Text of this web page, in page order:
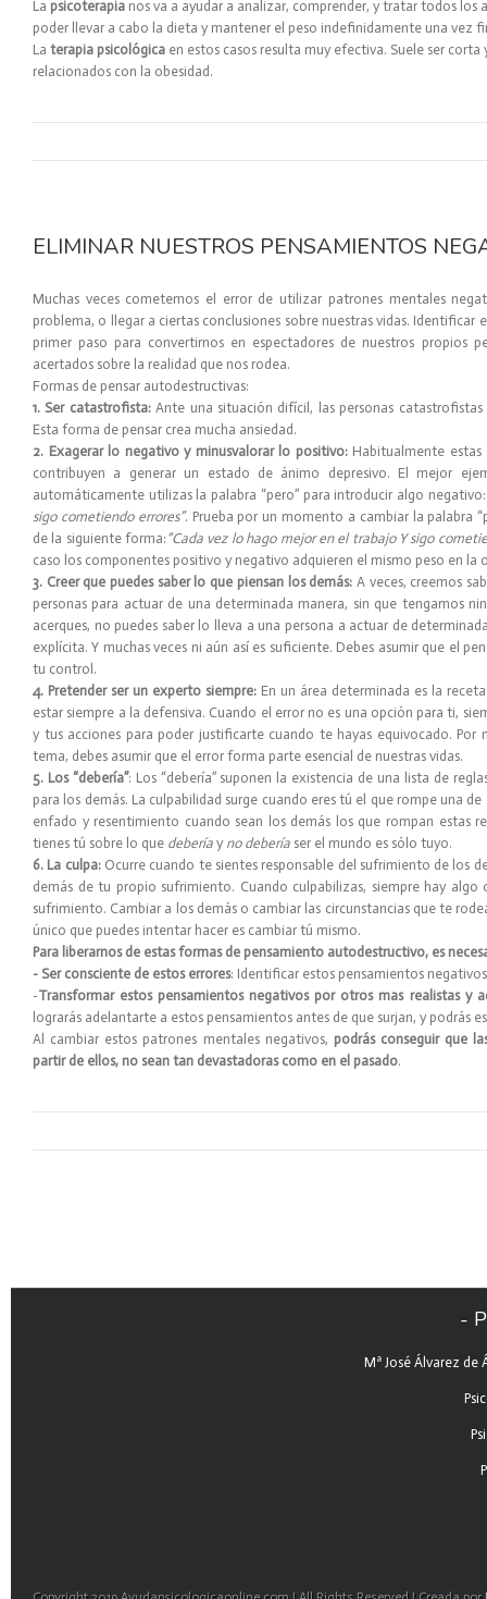
La psicoterapia nos va a ayudar a analizar, comprender, y tratar todos los
poder llevar a cabo la dieta y mantener el peso indefinidamente una vez
La terapia psicológica en estos casos resulta muy efectiva. Suele ser
relacionados con la obesidad.
ELIMINAR NUESTROS PENSAMIENTOS
Muchas veces cometemos el error de utilizar patrones mentales
problema, o llegar a ciertas conclusiones sobre nuestras vidas. Identificar
primer paso para convertirnos en espectadores de nuestros propios
acertados sobre la realidad que nos rodea.
Formas de pensar autodestructivas:
1. Ser catastrofista:Ante una situación difícil, las personas
Esta forma de pensar crea mucha ansiedad.
2. Exagerar lo negativo y minusvalorar lo positivo:Habitualmente estas
contribuyen a generar un estado de ánimo depresivo. El mejor
automáticamente utilizas la palabra “pero” para introducir algo
sigo cometiendo errores”. Prueba por un momento a cambiar la palabra
de la siguiente forma: “Cada vez lo hago mejor en el trabajo Y sigo
caso los componentes positivo y negativo adquieren el mismo peso en la
3. Creer que puedes saber lo que piensan los demás: A veces, creemos
personas para actuar de una determinada manera, sin que tengamos
acerques, no puedes saber lo lleva a una persona a actuar de
explícita. Y muchas veces ni aún así es suficiente. Debes asumir que el
tu control.
4. Pretender ser un experto siempre: En un área determinada es la
estar siempre a la defensiva. Cuando el error no es una opción para ti,
y tus acciones para poder justificarte cuando te hayas equivocado. Por
tema, debes asumir que el error forma parte esencial de nuestras vidas.
5. Los “debería”: Los “debería” suponen la existencia de una lista de
para los demás. La culpabilidad surge cuando eres tú el que rompe una
enfado y resentimiento cuando sean los demás los que rompan estas
tienes tú sobre lo que debería y no debería ser el mundo es sólo tuyo.
6. La culpa:Ocurre cuando te sientes responsable del sufrimiento de los
demás de tu propio sufrimiento. Cuando culpabilizas, siempre hay
sufrimiento. Cambiar a los demás o cambiar las circunstancias que te
único que puedes intentar hacer es cambiar tú mismo.
Para liberarnos de estas formas de pensamiento autodestructivo, es
- Ser consciente de estos errores: Identificar estos pensamientos
-Transformar estos pensamientos negativos por otros mas realistas y
lograrás adelantarte a estos pensamientos antes de que surjan, y podrás
Al cambiar estos patrones mentales negativos, podrás conseguir que
partir de ellos, no sean tan devastadoras como en el pasado.
-
Mª José Álvarez de